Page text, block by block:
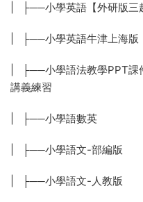
| ├──小學英語【外研版三
| ├──小學英語牛津上海版
| ├──小學語法教學PPT課
講義練習
| ├──小學語數英
| ├──小學語文-部編版
| ├──小學語文-人教版